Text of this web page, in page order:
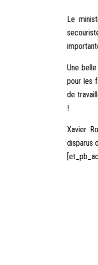
Le
Une
pour les
de
!
Xavier
disparus